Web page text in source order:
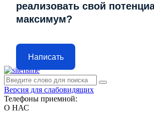
реализовать свой
максимум?
Написать
Версия для слабовидящих
Телефоны приемной:
О НАС